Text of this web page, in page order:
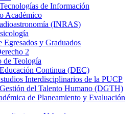
de Información
Académico
(INRAS)
Egresados y Graduados
2
de Teología
Continua (DEC)
Interdisciplinarios de la PUCP
del Talento Humano (DGTH)
de Planeamiento y Evaluación